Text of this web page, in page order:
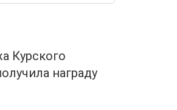
Курского
награду